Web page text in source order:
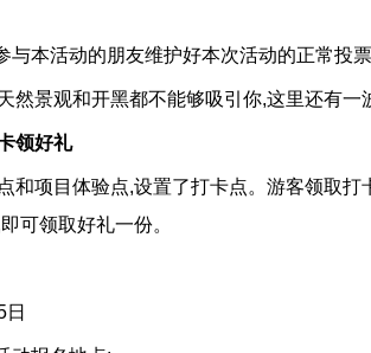
与本活动的朋友维护好本次活动的正常投
然景观和开黑都不能够吸引你,这里还有
领好礼
和项目体验点,设置了打卡点。游客领取
可领取好礼一份。